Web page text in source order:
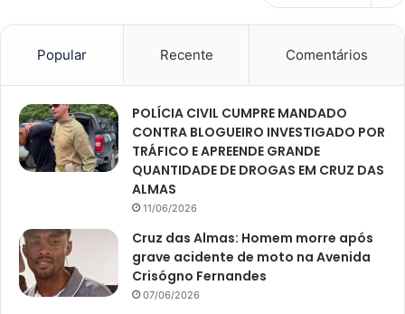
Popular Recente Comentários
POLÍCIA CIVIL CUMPRE MANDADO
CONTRA BLOGUEIRO INVESTIGADO POR
TRÁFICO E APREENDE GRANDE
QUANTIDADE DE DROGAS EM CRUZ DAS
ALMAS
11/06/2026
Cruz das Almas: Homem morre após
grave acidente de moto na Avenida
Crisógno Fernandes
07/06/2026